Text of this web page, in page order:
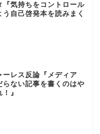
『気持ちをコントロール
う自己啓発本を読みまく
ーレス反論『メディア
らない記事を書くのはや
』